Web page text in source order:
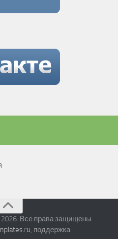
2026. Все права защищены.
, поддержка